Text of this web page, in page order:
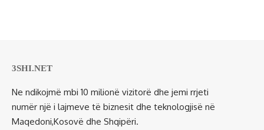
3SHI.NET
Ne ndikojmë mbi 10 milionë vizitorë dhe jemi rrjeti
numër një i lajmeve të biznesit dhe teknologjisë në
Maqedoni,Kosovë dhe Shqipëri.